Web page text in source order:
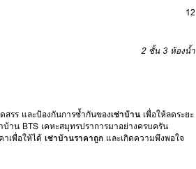
12
2 ชั้น 3 ห้องน้ำ
สรร และป้องกันการซ้ำกันของเช่าบ้าน เพื่อให้ลดระยะ
บ้าน BTS เคหะสมุทรปราการมาอย่างครบครัน
เพื่อให้ได้ เช่าบ้านราคาถูก และเกิดความพึงพอใจ